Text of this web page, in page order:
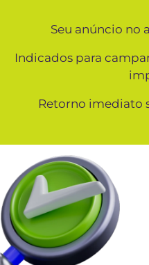
Seu anúncio no
Indicados para
Retorno imediato